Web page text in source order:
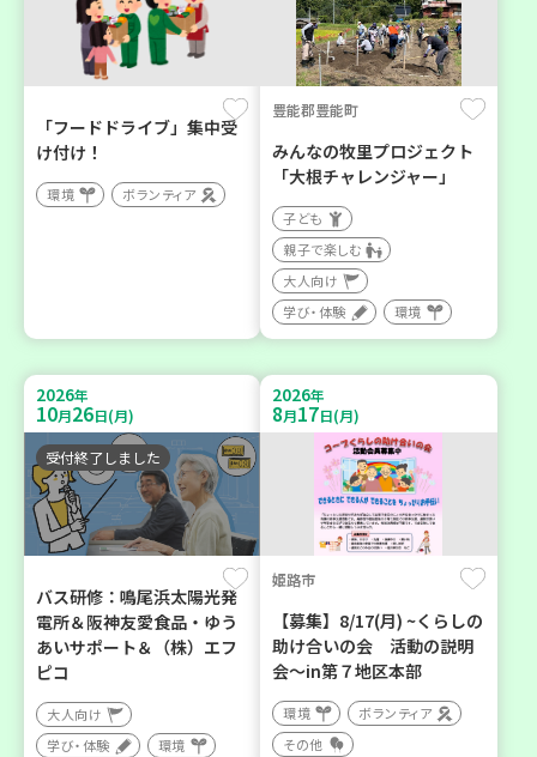
「フードドライブ」集中受
け付け！
環境 ボランティア
豊能郡豊能町
みんなの牧里プロジェクト
「大根チャレンジャー」
子ども
親子で楽しむ
大人向け
学び・体験
環境
2026年
10月26日(月)
受付終了しました
バス研修：鳴尾浜太陽光発
電所＆阪神友愛食品・ゆう
あいサポート＆（株）エフ
ピコ
大人向け
学び・体験
環境
2026年
8月17日(月)
姫路市
【募集】8/17(月) ~くらしの
助け合いの会 活動の説明
会～in第７地区本部
環境
ボランティア
その他